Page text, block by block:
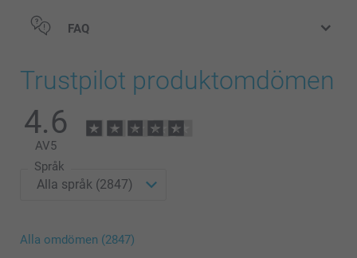
Blankt Premiumpapper 300 g
Modern Presentationsbox
Från 199,00/styck
Priser på tillval och tillgänglighet
storlek L eller XL
FAQ
Trustpilot produktomdömen
4.6
AV5
Språk
Alla omdömen (2847)